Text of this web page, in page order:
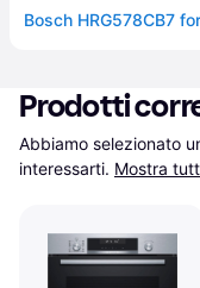
Prodotti
Abbiamo selezionato
interessarti. Mostra